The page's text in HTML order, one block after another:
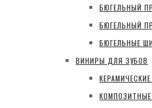
БЮГЕЛЬНЫЙ
БЮГЕЛЬНЫЙ
БЮГЕЛЬНЫЕ
ВИНИРЫ ДЛЯ ЗУБОВ